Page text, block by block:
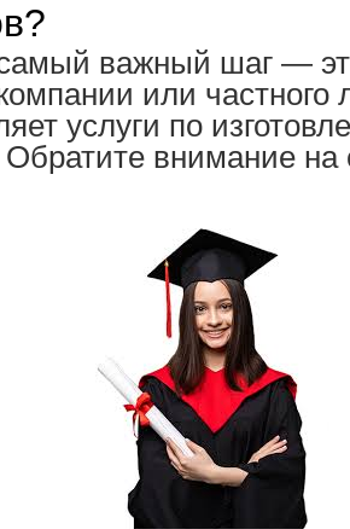
важный шаг —
или частного
услуги по
внимание